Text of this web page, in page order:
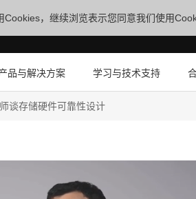
Cookies，继续浏览表示您同意我们使用
品与解决方案 学习与技术支持
谈存储硬件可靠性设计